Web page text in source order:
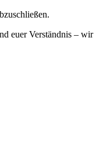
euer Verständnis – wir